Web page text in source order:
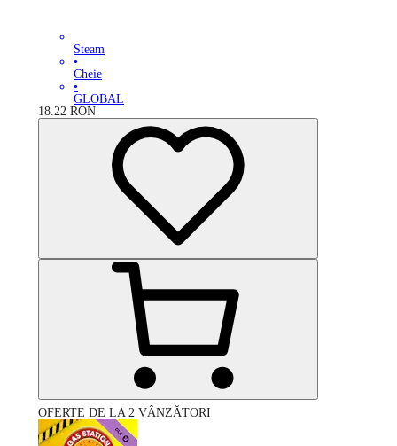
Steam
•
Cheie
•
GLOBAL
18.22 RON
OFERTE DE LA 2 VÂNZĂTORI